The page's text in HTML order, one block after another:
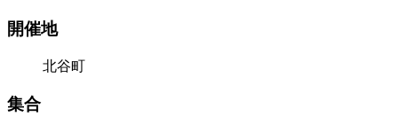
開催地
北谷町
集合